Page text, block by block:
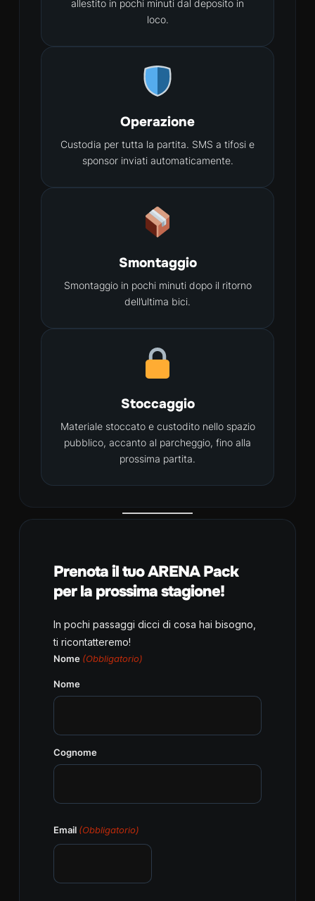
allestito in pochi minuti dal deposito in
loco.
Operazione
Custodia per tutta la partita. SMS a tifosi e
sponsor inviati automaticamente.
Smontaggio
Smontaggio in pochi minuti dopo il ritorno
dell’ultima bici.
Stoccaggio
Materiale stoccato e custodito nello spazio
pubblico, accanto al parcheggio, fino alla
prossima partita.
Prenota il tuo ARENA Pack
per la prossima stagione!
In pochi passaggi dicci di cosa hai bisogno,
ti ricontatteremo!
Nome (Obbligatorio)
Nome
Cognome
Email (Obbligatorio)